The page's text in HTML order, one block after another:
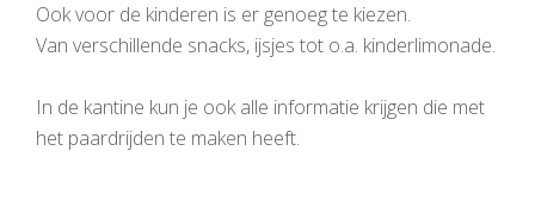
Ook voor de kinderen is er genoeg te kiezen.
Van verschillende snacks, ijsjes tot o.a. kinderlimonade.
In de kantine kun je ook alle informatie krijgen die met
het paardrijden te maken heeft.